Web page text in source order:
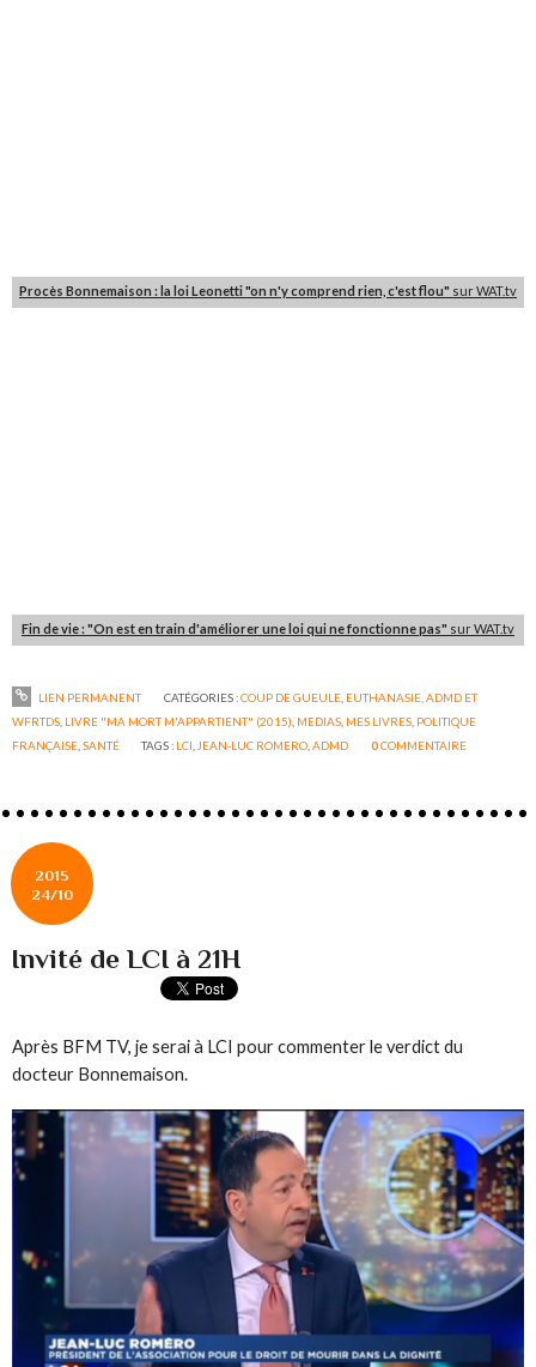
Procès Bonnemaison : la loi Leonetti "on n'y comprend rien, c'est flou" sur WAT.tv
Fin de vie : "On est en train d'améliorer une loi qui ne fonctionne pas" sur WAT.tv
LIEN PERMANENT CATÉGORIES :COUP DE GUEULE, EUTHANASIE, ADMD ET
WFRTDS LIVRE "MA MORT M'APPARTIENT" (2015) MEDIAS MES LIVRES POLITIQUE
FRANÇAISE ,SANTÉ TAGS : LCI JEAN-LUC ROMERO ,ADMD 0COMMENTAIRE
2015
24/10
Invité de LCI à 21H
Après BFM TV, je serai à LCI pour commenter le verdict du
docteur Bonnemaison.